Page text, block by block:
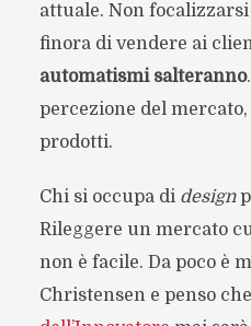
attuale. Non
finora di vendere ai
automatismi salteranno
percezione del
prodotti.
Chi si occupa di design
Rileggere un mercato
non è facile. Da poco è
Christensen e penso